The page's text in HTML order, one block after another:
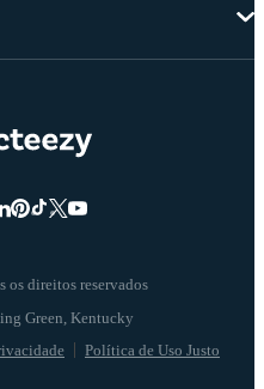
direitos reservados
Política de Uso Justo